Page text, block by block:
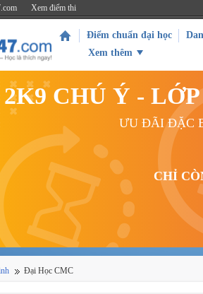
Xem điểm thi
Điểm chuẩn đại học
Xem thêm
2K9 CHÚ Ý -
ƯU ĐÃI ĐẶC
CHỈ
Đại Học CMC